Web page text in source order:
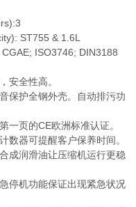
ST755 & 1.6L
ISO3746; DIN3188
安全性高。
保护全钢外壳。自动排污功
一页的CE欧洲标准认证。
数器可提醒客户保养时间。
成润滑油让压缩机运行更稳
停机功能保证出现紧急状况